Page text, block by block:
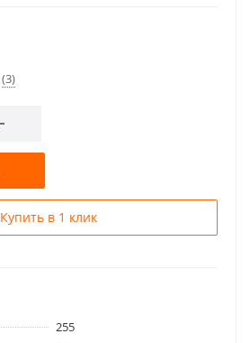
(3)
Купить в 1 клик
255